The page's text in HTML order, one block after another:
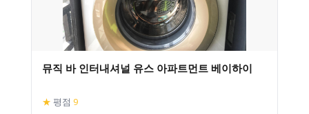
뮤직 바 인터내셔널 유스 아파트먼트 베이하이
★ 평점 9